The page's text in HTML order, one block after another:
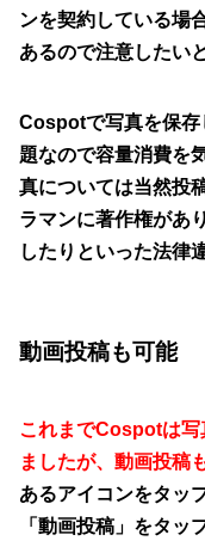
ンを契約している場
あるので注意したい
Cospotで写真を保存
題なので容量消費を
真については当然投
ラマンに著作権があ
したりといった法律
動画投稿も可能
これまでCospotは写
ましたが、動画投稿
あるアイコンをタッ
「動画投稿」をタッ